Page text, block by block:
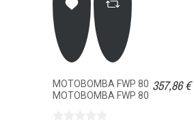
MOTOBOMBA FWP 80
MOTOBOMBA FWP 80
357,86 €